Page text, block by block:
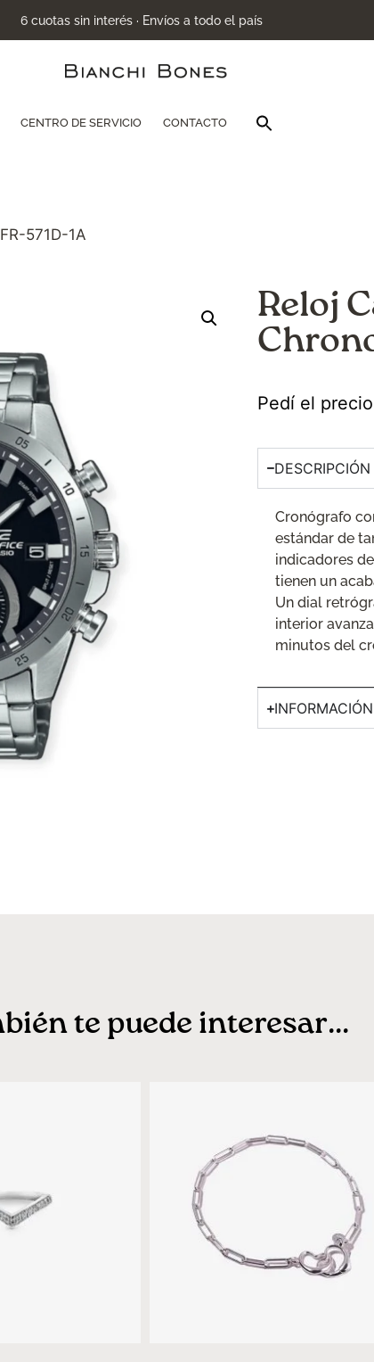
6 cuotas sin interés · Envíos a todo el país
CENTRO DE SERVICIO CONTACTO
571D-1A
Reloj
Pedí el
DESCRIPCIÓN
Cronógrafo
estándar de
indicadores
tienen un
Un dial
interior
minutos del
te puede interesar...